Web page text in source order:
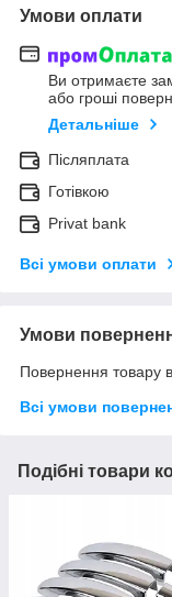
Умови оплати
Ви отримаєте
або гроші
Детальніше
Післяплата
Готівкою
Privat bank
Всі умови оплати
Умови
Повернення товару
Всі умови
Подібні товари